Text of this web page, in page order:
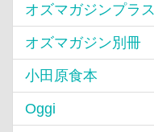
オズマガジンプラス
オズマガジン別冊
小田原食本
Oggi